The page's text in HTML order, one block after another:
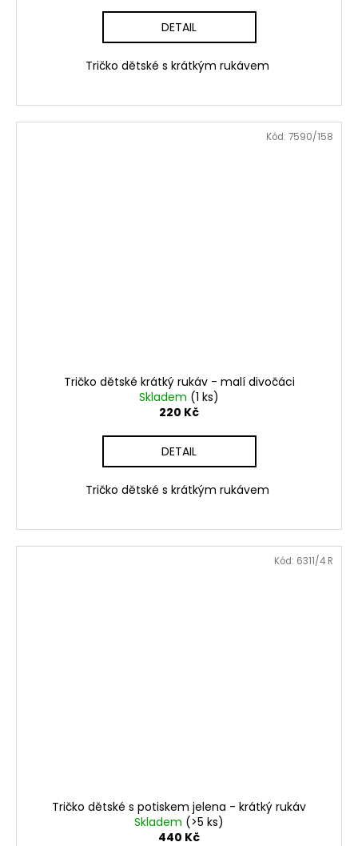
DETAIL
Tričko dětské s krátkým rukávem
Tričko dětské krátký rukáv - malí divočáci
Skladem (1 ks)
220 Kč
DETAIL
Tričko dětské s krátkým rukávem
Kód: 7590/158
Tričko dětské s potiskem jelena - krátký rukáv
Skladem (>5 ks)
440 Kč
Kód: 6311/4 R